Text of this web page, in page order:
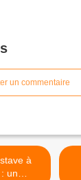
un commentaire
un